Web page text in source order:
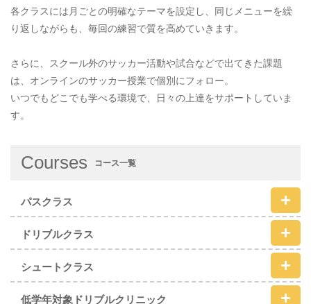
各クラスには月ごとの明確なテーマを設定し、同じメニューを繰
り返しながらも、毎回の練習で質を高めていきます。
さらに、スクール外のサッカー活動や試合などで出てきた課題
は、オンラインのサッカー授業で個別にフォロー。
いつでもどこでも学べる環境で、日々の上達をサポートしていま
す。
Courses コース一覧
パスクラス
ドリブルクラス
シュートクラス
低学年対象ドリブルクリニック